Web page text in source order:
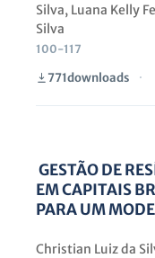
Silva, Luana Kelly
Silva
100-117
771downloads ·
GESTÃO DE
EM CAPITAIS
PARA UM
Christian Luiz da